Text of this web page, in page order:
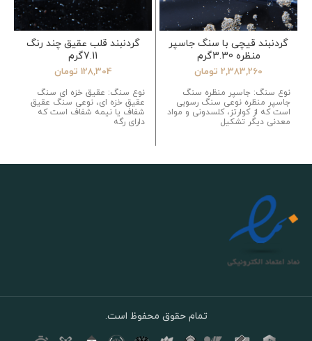
گردنبند قیچی با سنگ جاسپر
منظره 3.30گرم
2,383,260 تومان
نوع سنگ: جاسپر منظره سنگ
جاسپر منظره نوعی سنگ رسوبی
است که از کوارتز، کلسدونی و مواد
معدنی دیگر تشکیل
گردنبند قلب عقیق چند رنگ
7.11گرم
128,304 تومان
نوع سنگ: عقیق خزه ای سنگ
عقیق خزه ای، نوعی سنگ عقیق
شفاف یا نیمه شفاف است که
دارای رگه
تمام حقوق محفوظ است.